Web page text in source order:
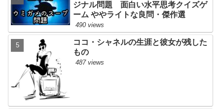
ジナル問題 面白い水平思考クイズゲ
ーム ややライトな良問・傑作選
490 views
ココ・シャネルの生涯と彼女が残した
もの
487 views